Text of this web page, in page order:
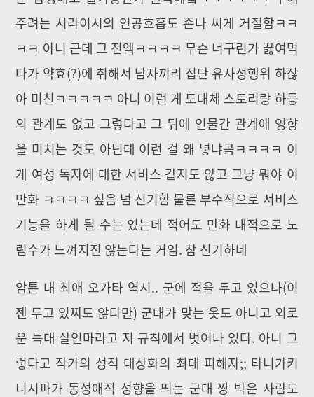
주려는 시라이시의 인공호흡도 존나 씨게 거절함ㅋㅋ
ㅋㅋ 아니 근데 그 전엨ㅋㅋㅋㅋ 무슨 너구린가 끓여먹
다가 약효(?)에 취해서 남자끼리 집단 유사성행위 하잖
아 미친ㅋㅋㅋㅋㅋ 아니 이런 게 도대체 스토리랑 하등
의 관계도 없고 그렇다고 그 뒤에 인물간 관계에 영향
을 미치는 것도 아닌데 이런 걸 왜 넣냐곸ㅋㅋㅋㅋ 이
게 여성 독자에 대한 서비스 같지도 않고 그냥 뭐야 이
만화 ㅋㅋㅋㅋ 싶음 넘 신기함 물론 부수적으로 서비스
기능을 하게 될 수는 있는데 적어도 만화 내적으로 노
림수가 느껴지진 않는다는 거임. 참 신기하네
암튼 내 최애 오가타 역시.. 군에 적을 두고 있으나(이
젠 두고 있찌도 않다만) 군대가 맞는 옷도 아니고 외로
운 늑대 살인마라고 저 규칙에서 벗어나 있다. 아니 그
렇다고 작가의 성적 대상화의 최대 피해자;; 타니가키
니시파가 동성애적 성향을 띄는 군대 짱 박은 사람도